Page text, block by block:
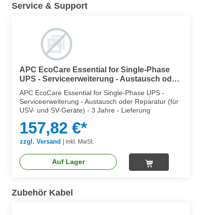
Service & Support
APC EcoCare Essential for Single-Phase
UPS - Serviceerweiterung - Austausch oder
APC EcoCare Essential for Single-Phase UPS -
Serviceerweiterung - Austausch oder Reparatur (für
USV- und SV-Geräte) - 3 Jahre - Lieferung
157,82 €*
zzgl. Versand inkl. MwSt.
Auf Lager
Zubehör Kabel